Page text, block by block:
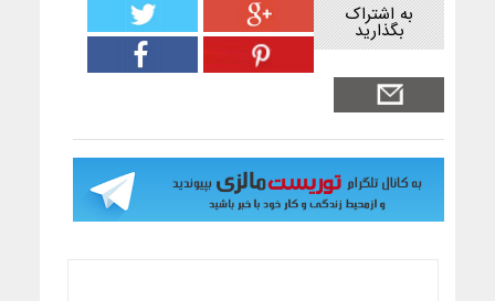
به اشتراک
بگذارید